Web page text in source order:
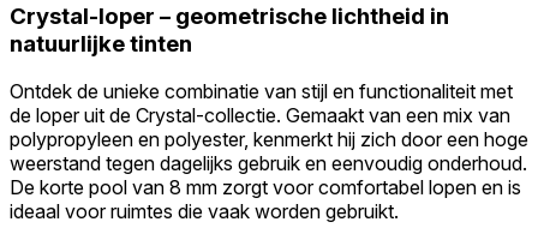
Crystal-loper – geometrische lichtheid in
natuurlijke tinten
Ontdek de unieke combinatie van stijl en functionaliteit met
de loper uit de Crystal-collectie. Gemaakt van een mix van
polypropyleen en polyester, kenmerkt hij zich door een hoge
weerstand tegen dagelijks gebruik en eenvoudig onderhoud.
De korte pool van 8 mm zorgt voor comfortabel lopen en is
ideaal voor ruimtes die vaak worden gebruikt.